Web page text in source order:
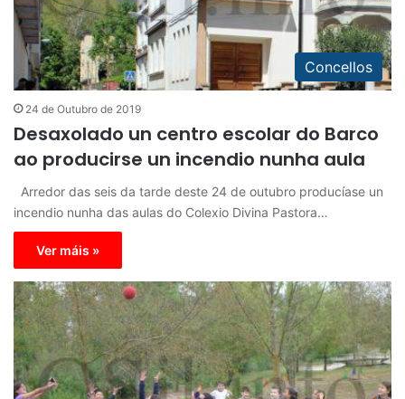
Concellos
24 de Outubro de 2019
Desaxolado un centro escolar do Barco
ao producirse un incendio nunha aula
Arredor das seis da tarde deste 24 de outubro producíase un
incendio nunha das aulas do Colexio Divina Pastora…
Ver máis »